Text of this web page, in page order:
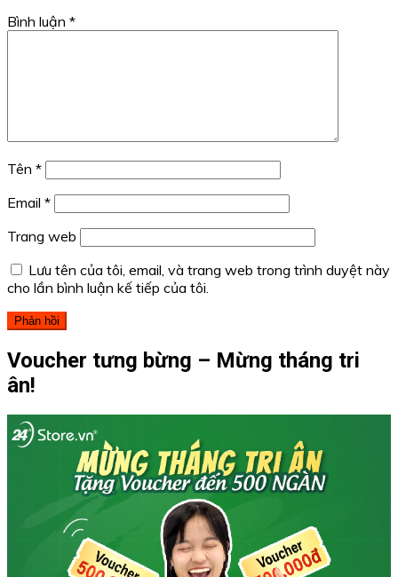
Bình luận *
Tên *
Email *
Trang web
Lưu tên của tôi, email, và trang web trong trình duyệt này
cho lần bình luận kế tiếp của tôi.
Voucher tưng bừng – Mừng tháng tri
ân!